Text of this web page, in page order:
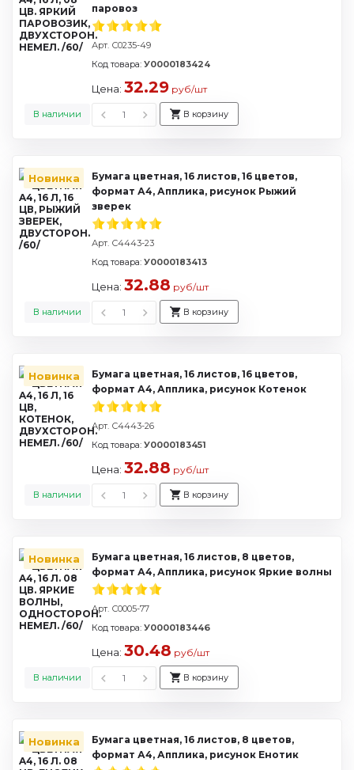
паровоз
Арт. С0235-49
В наличии
Код товара: У0000183424
Цена: 32.29 руб/шт
В корзину
Новинка
Бумага цветная, 16 листов, 16 цветов,
формат А4, Апплика, рисунок Рыжий
зверек
Арт. С4443-23
В наличии
Код товара: У0000183413
Цена: 32.88 руб/шт
В корзину
Новинка
Бумага цветная, 16 листов, 16 цветов,
формат А4, Апплика, рисунок Котенок
Арт. С4443-26
В наличии
Код товара: У0000183451
Цена: 32.88 руб/шт
В корзину
Новинка
Бумага цветная, 16 листов, 8 цветов,
формат А4, Апплика, рисунок Яркие волны
Арт. С0005-77
В наличии
Код товара: У0000183446
Цена: 30.48 руб/шт
В корзину
Новинка
Бумага цветная, 16 листов, 8 цветов,
формат А4, Апплика, рисунок Енотик